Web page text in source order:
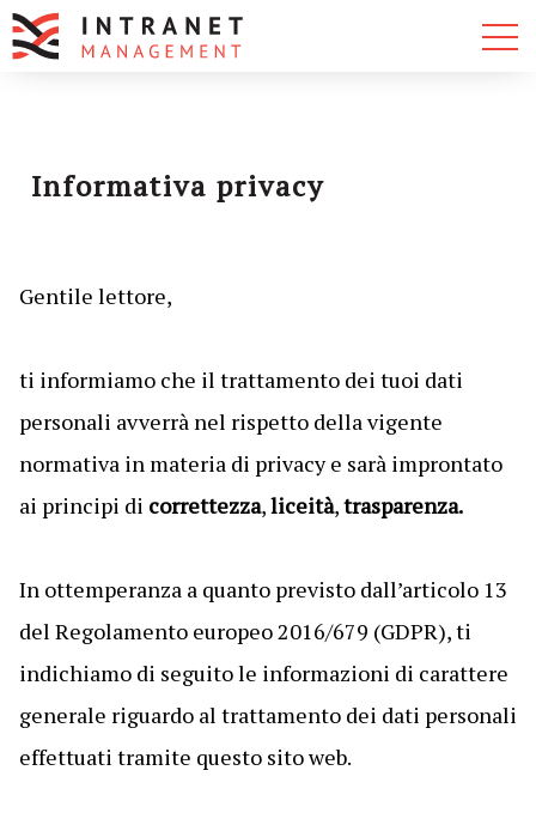
Informativa privacy
Gentile lettore,
ti informiamo che il trattamento dei tuoi dati
personali avverrà nel rispetto della vigente
normativa in materia di privacy e sarà improntato
ai principi di correttezza,liceità,trasparenza.
In ottemperanza a quanto previsto dall’articolo 13
del Regolamento europeo 2016/679 (GDPR), ti
indichiamo di seguito le informazioni di carattere
generale riguardo al trattamento dei dati personali
effettuati tramite questo sito web.